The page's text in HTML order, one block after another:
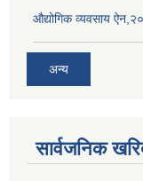
औद्योगिक व्यवसाय
अन्य
सार्वजनिक